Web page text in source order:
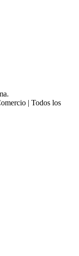
| Todos los